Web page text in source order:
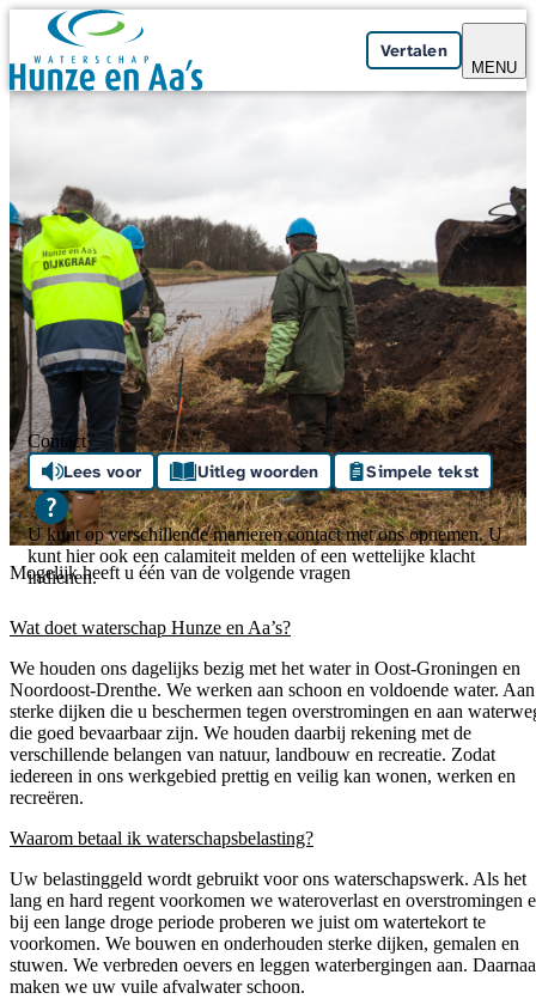
Skip navigation
Vertalen
MENU
Contact
Lees voor Uitleg woorden Simpele tekst
U kunt op verschillende manieren contact met ons opnemen. U
kunt hier ook een calamiteit melden of een wettelijke klacht
indienen.
Mogelijk heeft u één van de volgende vragen
Wat doet waterschap Hunze en Aa’s?
We houden ons dagelijks bezig met het water in Oost-Groningen en
Noordoost-Drenthe. We werken aan schoon en voldoende water. Aan
sterke dijken die u beschermen tegen overstromingen en aan
die goed bevaarbaar zijn. We houden daarbij rekening met de
verschillende belangen van natuur, landbouw en recreatie. Zodat
iedereen in ons werkgebied prettig en veilig kan wonen, werken en
recreëren.
Waarom betaal ik waterschapsbelasting?
Uw belastinggeld wordt gebruikt voor ons waterschapswerk. Als het
lang en hard regent voorkomen we wateroverlast en overstromingen
bij een lange droge periode proberen we juist om watertekort te
voorkomen. We bouwen en onderhouden sterke dijken, gemalen en
stuwen. We verbreden oevers en leggen waterbergingen aan.
maken we uw vuile afvalwater schoon.